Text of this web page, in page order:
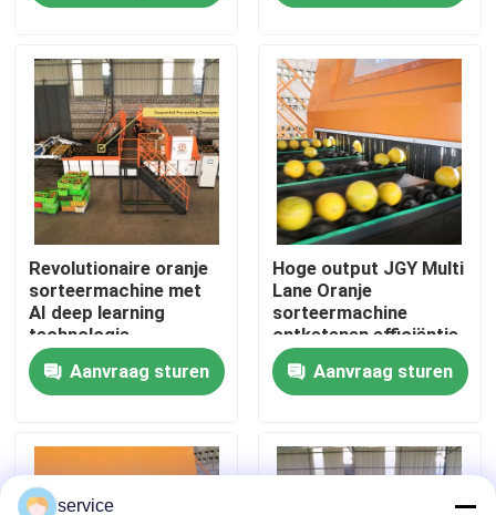
Videos
VR-show
Ongeveer ons
Fabrieksreis
Kwaliteitscontrole
Contacteer ons
Datasorteermachine
Revolutionaire oranje
sorteermachine met
AI deep learning
technologie
Aanvraag sturen
Hoge output JGY Multi
Lane Oranje
sorteermachine
ontketenen efficiëntie
Aanvraag sturen
service